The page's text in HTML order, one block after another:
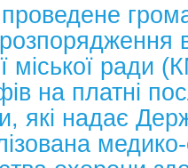
проведене
міської ради
на платні
які надає